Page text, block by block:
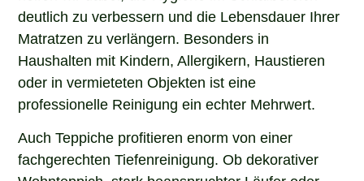
deutlich zu verbessern und die Lebensdauer Ihrer
Matratzen zu verlängern. Besonders in
Haushalten mit Kindern, Allergikern, Haustieren
oder in vermieteten Objekten ist eine
professionelle Reinigung ein echter Mehrwert.
Auch Teppiche profitieren enorm von einer
fachgerechten Tiefenreinigung. Ob dekorativer